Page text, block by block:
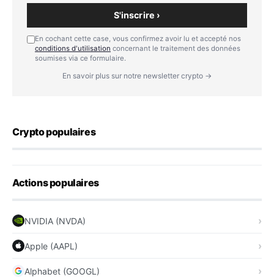
S'inscrire ›
En cochant cette case, vous confirmez avoir lu et accepté nos
conditions d'utilisation concernant le traitement des données
soumises via ce formulaire.
En savoir plus sur notre newsletter crypto →
Crypto populaires
Actions populaires
NVIDIA (NVDA)
Apple (AAPL)
Alphabet (GOOGL)